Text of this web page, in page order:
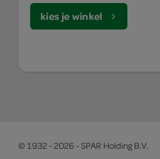
kies je winkel
© 1932 - 2026 - SPAR Holding B.V.